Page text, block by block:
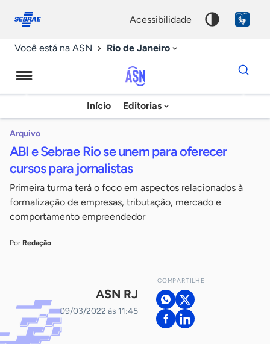
conosco
acessibilidade
Você está na ASN Rio de Janeiro
Agência
Sebrae
Notícias
Início Editorias
Dados
para
chave
Arquivo
ABI e Sebrae Rio se unem para oferecer
cursos para jornalistas
Primeira turma terá o foco em aspectos relacionados à
formalização de empresas, tributação, mercado e
comportamento empreendedor
Por Redação
ASN RJ
09/03/2022 às 11:45
COMPARTILHE